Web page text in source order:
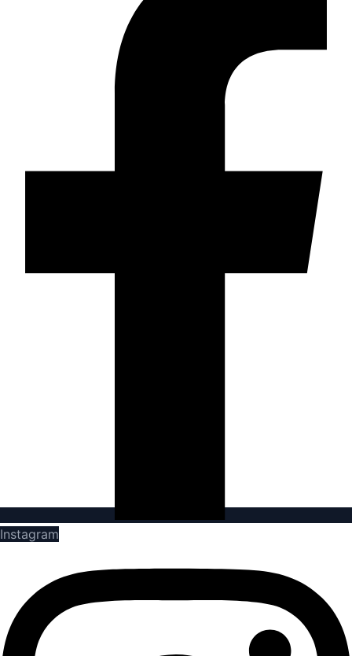
Instagram